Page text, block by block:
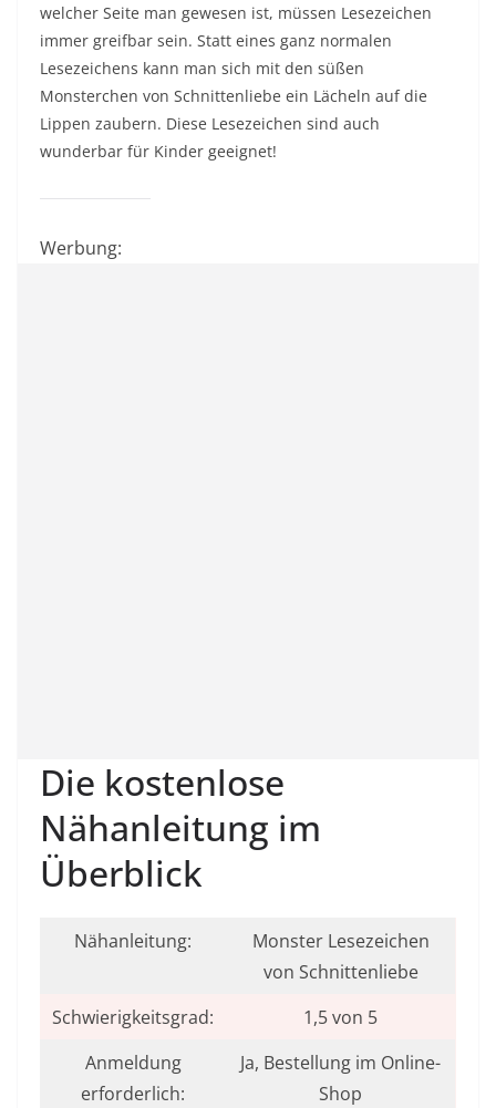
welcher Seite man gewesen ist, müssen Lesezeichen
immer greifbar sein. Statt eines ganz normalen
Lesezeichens kann man sich mit den süßen
Monsterchen von Schnittenliebe ein Lächeln auf die
Lippen zaubern. Diese Lesezeichen sind auch
wunderbar für Kinder geeignet!
Werbung:
Die kostenlose
Nähanleitung im
Überblick
Nähanleitung:
Monster Lesezeichen
von Schnittenliebe
Schwierigkeitsgrad:
1,5 von 5
Anmeldung
erforderlich:
Ja, Bestellung im Online-
Shop